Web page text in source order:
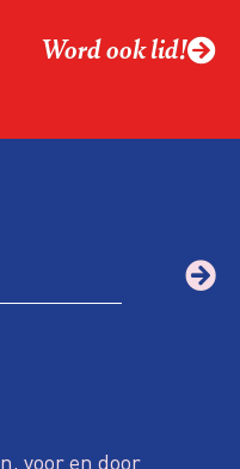
Word ook lid!
voor en door